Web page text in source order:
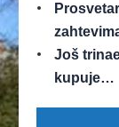
Još
kupuje…